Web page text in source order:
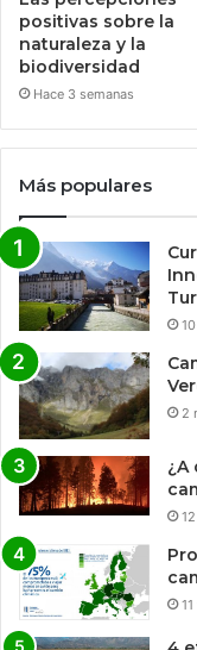
positivas sobre la
naturaleza y la
biodiversidad
Hace 3 semanas
Más populares
2
¿A